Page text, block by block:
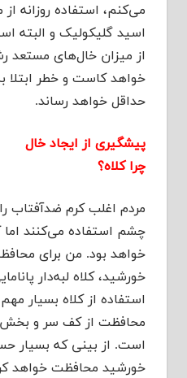
می‌کنم، استفاده روزانه
اسید گلیکولیک و البته
از میزان خال‌های مستعد
خواهد کاست و خطر ابتلا
حداقل خواهد رساند.
پیشگیری از ایجاد خال
چرا کلاه؟
مردم اغلب کرم ضدآفتاب
چشم استفاده می‌کنند
خواهد بود. من برای
خورشید، کلاه لبه‌دار
استفاده از کلاه بسیار
محافظت از کف سر و
است. از بینی که بسیار
خورشید محافظت خواهد